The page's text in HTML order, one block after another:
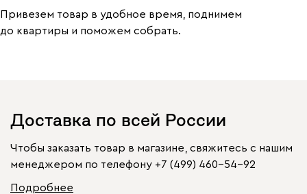
Привезем товар в удобное время, поднимем
до квартиры и поможем собрать.
Доставка по всей России
Чтобы заказать товар в магазине, свяжитесь с нашим
менеджером по телефону +7 (499) 460-54-92
Подробнее